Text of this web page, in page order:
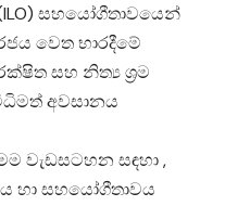
සහයෝගීතාවයෙන්
වෙත භාරදීමේ
සහ නිත්‍ය ශ්‍රම
අවසානය
වැඩසටහන සඳහා ,
හා සහයෝගීතාවය